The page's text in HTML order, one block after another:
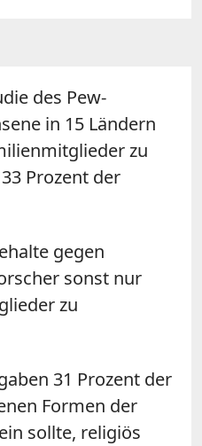
des Pew-
in 15 Ländern
zu
Prozent der
gegen
sonst nur
zu
31 Prozent der
Formen der
sollte, religiös